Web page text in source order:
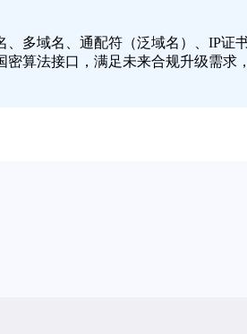
、多域名、通配符（泛域名）、IP证
密算法接口，满足未来合规升级需求